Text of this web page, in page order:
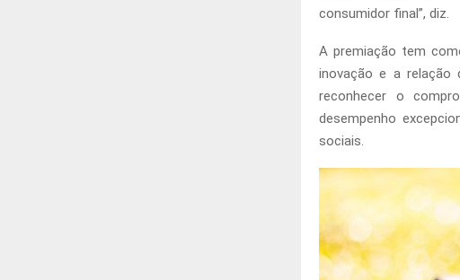
consumidor final”, diz.
A premiação tem
inovação e a relação
reconhecer o
desempenho
sociais.